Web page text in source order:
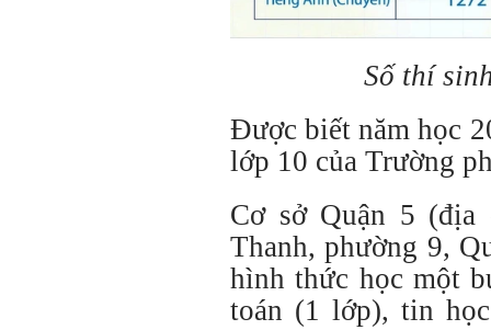
Số thí
Được biết năm học
lớp 10 của Trường
Cơ sở Quận 5 (địa
Thanh, phường 9,
hình thức học một
toán (1 lớp), tin